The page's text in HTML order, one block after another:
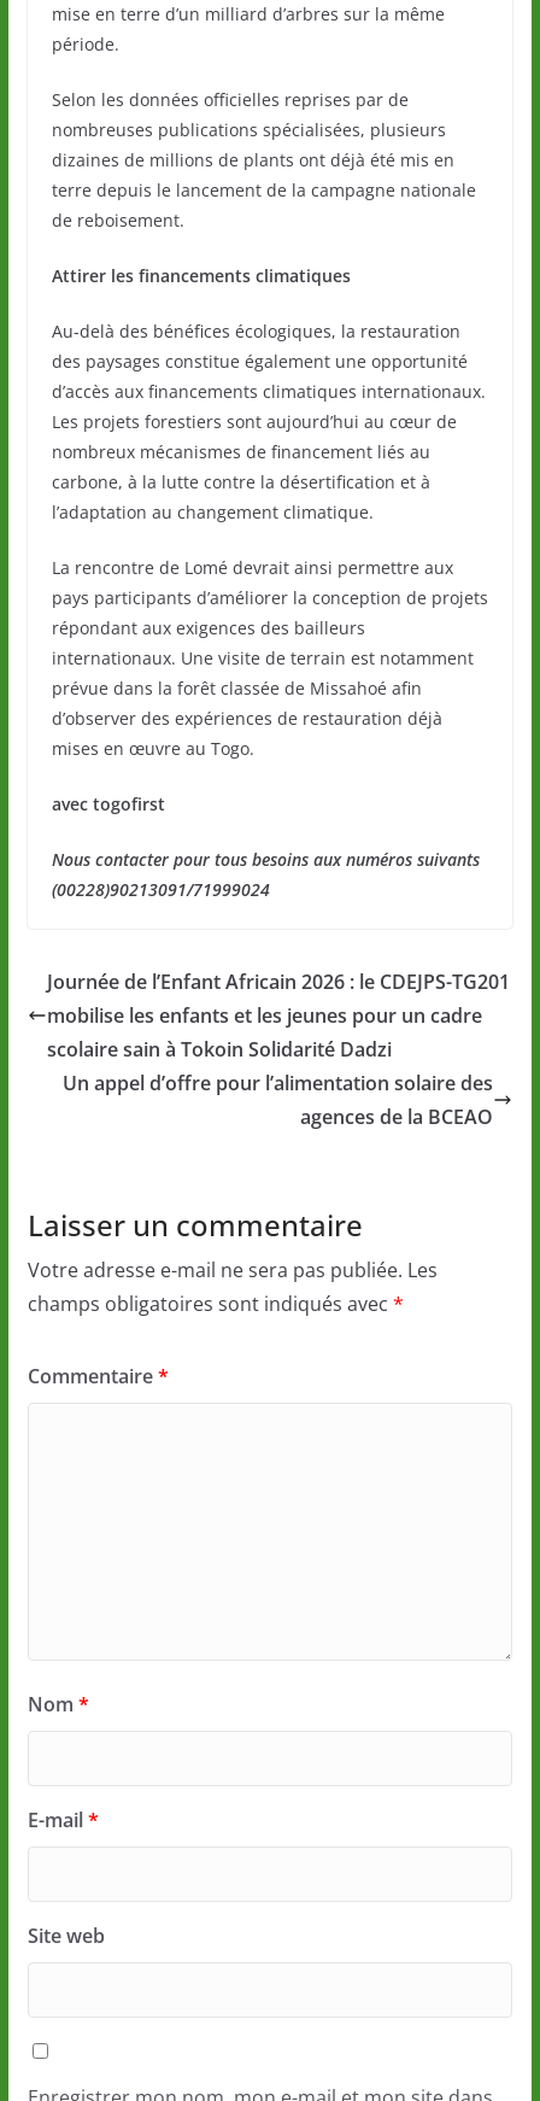
mise en terre d’un milliard d’arbres sur la même
période.
Selon les données officielles reprises par de
nombreuses publications spécialisées, plusieurs
dizaines de millions de plants ont déjà été mis en
terre depuis le lancement de la campagne nationale
de reboisement.
Attirer les financements climatiques
Au-delà des bénéfices écologiques, la restauration
des paysages constitue également une opportunité
d’accès aux financements climatiques internationaux.
Les projets forestiers sont aujourd’hui au cœur de
nombreux mécanismes de financement liés au
carbone, à la lutte contre la désertification et à
l’adaptation au changement climatique.
La rencontre de Lomé devrait ainsi permettre aux
pays participants d’améliorer la conception de projets
répondant aux exigences des bailleurs
internationaux. Une visite de terrain est notamment
prévue dans la forêt classée de Missahoé afin
d’observer des expériences de restauration déjà
mises en œuvre au Togo.
avec togofirst
Nous contacter pour tous besoins aux numéros suivants
(00228)90213091/71999024
Journée de l’Enfant Africain 2026 : le CDEJPS-TG201
mobilise les enfants et les jeunes pour un cadre
scolaire sain à Tokoin Solidarité Dadzi
Un appel d’offre pour l’alimentation solaire des
agences de la BCEAO
Laisser un commentaire
Votre adresse e-mail ne sera pas publiée. Les
champs obligatoires sont indiqués avec *
Commentaire*
Nom *
E-mail*
Site web